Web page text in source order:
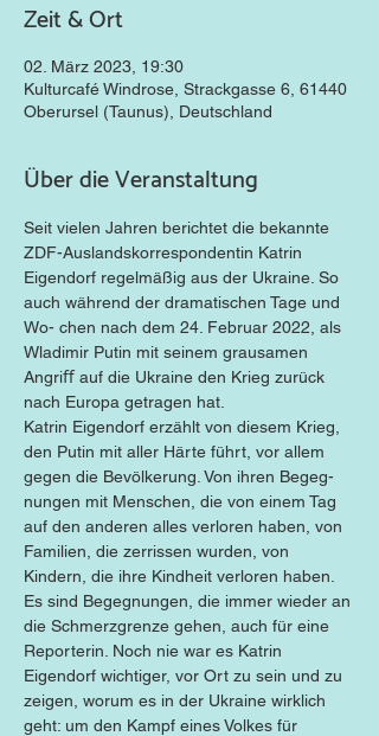
Zeit & Ort
02. März 2023, 19:30
Kulturcafé Windrose, Strackgasse 6, 61440
Oberursel (Taunus), Deutschland
Über die Veranstaltung
Seit vielen Jahren berichtet die bekannte
ZDF-Auslandskorrespondentin Katrin
Eigendorf regelmäßig aus der Ukraine. So
auch während der dramatischen Tage und
Wo- chen nach dem 24. Februar 2022, als
Wladimir Putin mit seinem grausamen
Angriﬀ auf die Ukraine den Krieg zurück
nach Europa getragen hat.
Katrin Eigendorf erzählt von diesem Krieg,
den Putin mit aller Härte führt, vor allem
gegen die Bevölkerung. Von ihren Begeg-
nungen mit Menschen, die von einem Tag
auf den anderen alles verloren haben, von
Familien, die zerrissen wurden, von
Kindern, die ihre Kindheit verloren haben.
Es sind Begegnungen, die immer wieder an
die Schmerzgrenze gehen, auch für eine
Reporterin. Noch nie war es Katrin
Eigendorf wichtiger, vor Ort zu sein und zu
zeigen, worum es in der Ukraine wirklich
geht: um den Kampf eines Volkes für